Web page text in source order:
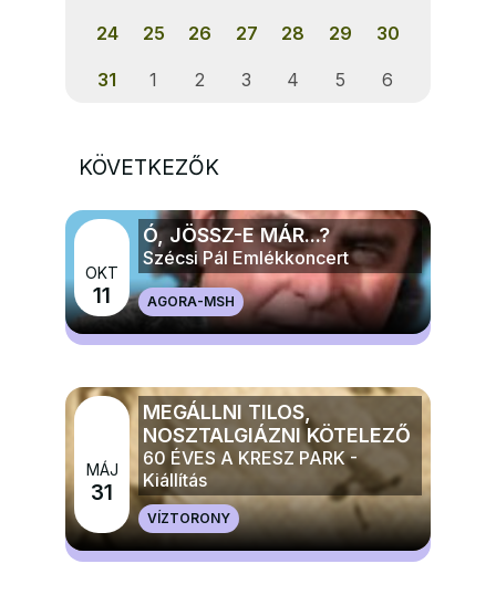
24 25 26 27 28 29 30
31 1 2 3 4 5 6
KÖVETKEZŐK
OKT
11
Ó, JÖSSZ-E MÁR...?
Szécsi Pál Emlékkoncert
AGORA-MSHMÉG TÖBB ZENE
MÁJ
31
MEGÁLLNI TILOS,
NOSZTALGIÁZNI KÖTELEZŐ
60 ÉVES A KRESZ PARK -
Kiállítás
VÍZTORONY
MÉG TÖBB ELŐADÁS, TÁNC, KIÁLLÍTÁS